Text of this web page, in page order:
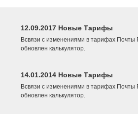
12.09.2017 Новые Тарифы
Всвязи с изменениями в тарифах Почты
обновлен калькулятор.
14.01.2014 Новые Тарифы
Всвязи с изменениями в тарифах Почты
обновлен калькулятор.